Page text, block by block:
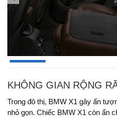
KHÔNG GIAN RỘNG
Trong đô thị, BMW X1 gây ấn
nhỏ gọn. Chiếc BMW X1 còn ẩn